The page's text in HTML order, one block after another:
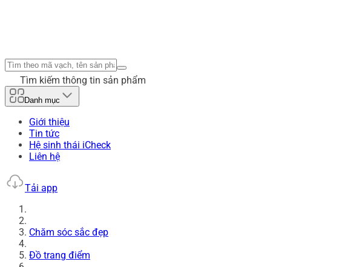
Tìm kiếm thông tin sản phẩm
Danh mục
Giới thiệu
Tin tức
Hệ sinh thái iCheck
Liên hệ
Tải app
Chăm sóc sắc đẹp
Đồ trang điểm